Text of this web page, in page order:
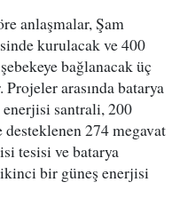
anlaşmalar, Şam
kurulacak ve 400
bağlanacak üç
arasında batarya
santrali, 200
274 megavat
tesisi ve batarya
bir güneş enerjisi